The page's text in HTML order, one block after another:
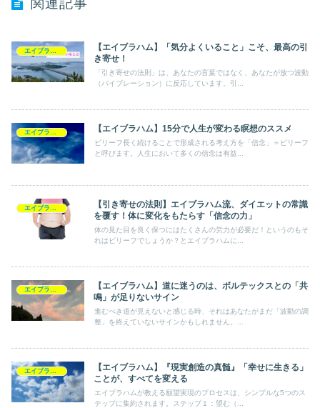
エイブラハム
【エイブラハム】「気分よくいること」こそ、最高の引
き寄せ！
「引き寄せの法則」は、あなたの言葉ではなく、あなたが放つ波動
（バイブレーション）に反応しています。引...
エイブラハム 【エイブラハム】15分で人生が変わる瞑想のススメ
ビリーフ長く続けることで形成される考え方を「信念」＝ビリーフ
と呼びます。人生において多くの信念は有益...
【引き寄せの法則】エイブラハム流、ダイエットの常識
を覆す！体に変化をもたらす「信念の力」
体の見た目を良く保つにはたくさんの労力が必要だ！というのもそ
れはビリーフでしょうか？とエイブラハムに...
【エイブラハム】道に迷うのは、ボルテックスとの「共
鳴」が足りないサイン
進むべき道が見えないと感じる時、それはあなたがまだ「波動の調
整」を終えていないサインかもしれません。...
【エイブラハム】『現実創造の真髄』「幸せに生きる」
ことが、すべてを変える
エイブラハムが教える願望実現のプロセスは、シンプルな5つのス
テップに集約されます。ステップ１：望む（...